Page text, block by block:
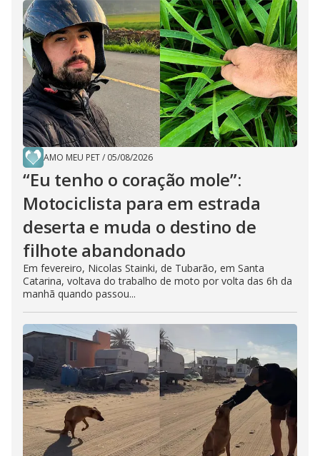
AMO MEU PET/ 05/08/2026
“Eu tenho o coração mole”:
Motociclista para em estrada
deserta e muda o destino de
filhote abandonado
Em fevereiro, Nicolas Stainki, de Tubarão, em Santa
Catarina, voltava do trabalho de moto por volta das 6h da
manhã quando passou...